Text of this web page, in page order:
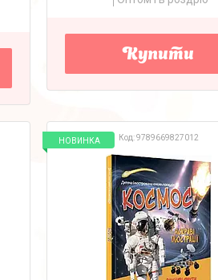
Купити
9789669827012
НОВИНКА